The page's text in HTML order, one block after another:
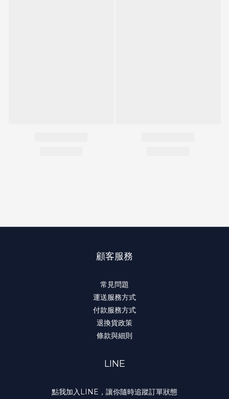
顧客服務
常見問題
運送服務方式
付款服務方式
退換貨政策
條款與細則
LINE
點我加入LINE，讓你隨時追蹤訂單狀態